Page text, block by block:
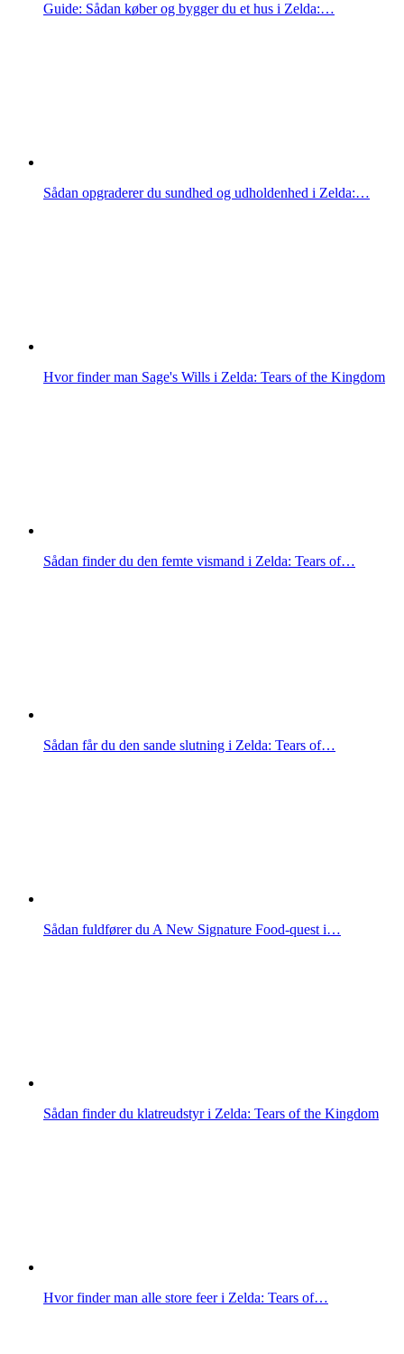
Guide: Sådan køber og bygger du et hus i Zelda:…
Sådan opgraderer du sundhed og udholdenhed i Zelda:…
Hvor finder man Sage's Wills i Zelda: Tears of the Kingdom
Sådan finder du den femte vismand i Zelda: Tears of…
Sådan får du den sande slutning i Zelda: Tears of…
Sådan fuldfører du A New Signature Food-quest i…
Sådan finder du klatreudstyr i Zelda: Tears of the Kingdom
Hvor finder man alle store feer i Zelda: Tears of…